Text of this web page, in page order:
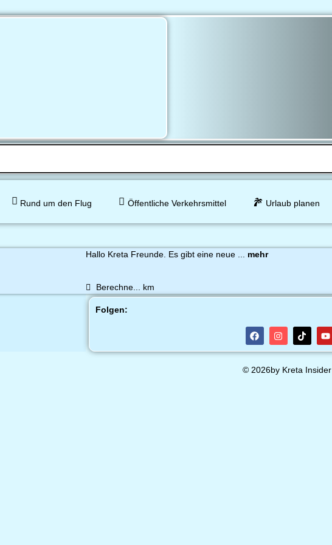
Rund um den Flug Öffentliche Verkehrsmittel Urlaub planen
Hallo Kreta Freunde. Es gibt eine neue ... mehr
Berechne... km
Folgen:
© 2026by Kreta Insider